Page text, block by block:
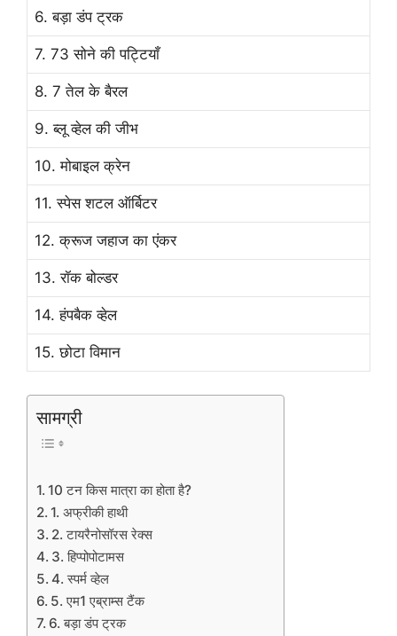
6. बड़ा डंप ट्रक
7. 73 सोने की पट्टियाँ
8. 7 तेल के बैरल
9. ब्लू व्हेल की जीभ
10. मोबाइल क्रेन
11. स्पेस शटल ऑर्बिटर
12. क्रूज जहाज का एंकर
13. रॉक बोल्डर
14. हंपबैक व्हेल
15. छोटा विमान
सामग्री
10 टन किस मात्रा का होता है?
1. अफ्रीकी हाथी
2. टायरैनोसॉरस रेक्स
3. हिप्पोपोटामस
4. स्पर्म व्हेल
5. एम1 एब्राम्स टैंक
6. बड़ा डंप ट्रक